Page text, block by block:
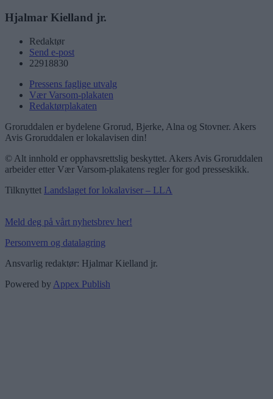
Hjalmar Kielland jr.
Redaktør
Send e-post
22918830
Pressens faglige utvalg
Vær Varsom-plakaten
Redaktørplakaten
Groruddalen er bydelene Grorud, Bjerke, Alna og Stovner. Akers
Avis Groruddalen er lokalavisen din!
© Alt innhold er opphavsrettslig beskyttet. Akers Avis Groruddalen
arbeider etter Vær Varsom-plakatens regler for god presseskikk.
Tilknyttet Landslaget for lokalaviser – LLA
Meld deg på vårt nyhetsbrev her!
Personvern og datalagring
Ansvarlig redaktør: Hjalmar Kielland jr.
Powered by Appex Publish